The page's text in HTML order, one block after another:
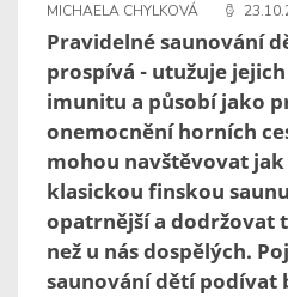
MICHAELA CHYLKOVÁ
Pravidelné saunování
prospívá - utužuje
imunitu a působí jako
onemocnění horních
mohou navštěvovat
klasickou finskou
opatrnější a dodržovat
než u nás dospělých.
saunování dětí podívat